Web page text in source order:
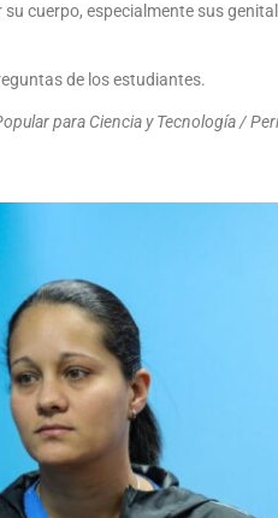
cuerpo, especialmente sus
de los estudiantes.
para Ciencia y Tecnología /